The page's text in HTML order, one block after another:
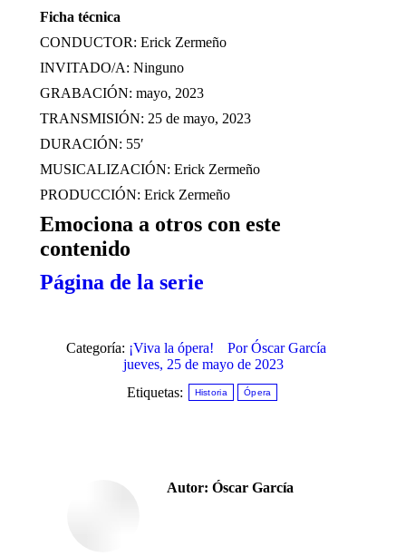
Ficha técnica
CONDUCTOR: Erick Zermeño
INVITADO/A: Ninguno
GRABACIÓN: mayo, 2023
TRANSMISIÓN: 25 de mayo, 2023
DURACIÓN: 55′
MUSICALIZACIÓN: Erick Zermeño
PRODUCCIÓN: Erick Zermeño
Emociona a otros con este
contenido
Página de la serie
Categoría: ¡Viva la ópera! PorÓscar García
jueves, 25 de mayo de 2023
Etiquetas:
Historia Ópera
Autor: Óscar García